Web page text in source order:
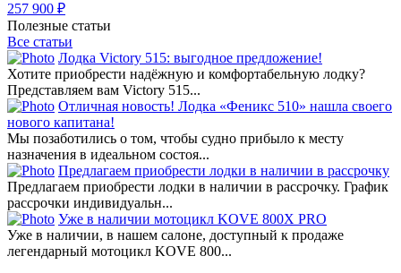
257 900 ₽
Полезные статьи
Все статьи
Лодка Victory 515: выгодное предложение!
Хотите приобрести надёжную и комфортабельную лодку?
Представляем вам Victory 515...
Отличная новость! Лодка «Феникс 510» нашла своего
нового капитана!
Мы позаботились о том, чтобы судно прибыло к месту
назначения в идеальном состоя...
Предлагаем приобрести лодки в наличии в рассрочку
Предлагаем приобрести лодки в наличии в рассрочку. График
рассрочки индивидуальн...
Уже в наличии мотоцикл KOVE 800X PRO
Уже в наличии, в нашем салоне, доступный к продаже
легендарный мотоцикл KOVE 800...